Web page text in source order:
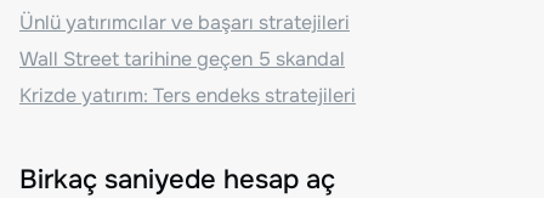
Ünlü yatırımcılar ve başarı stratejileri
Wall Street tarihine geçen 5 skandal
Krizde yatırım: Ters endeks stratejileri
Birkaç saniyede hesap aç